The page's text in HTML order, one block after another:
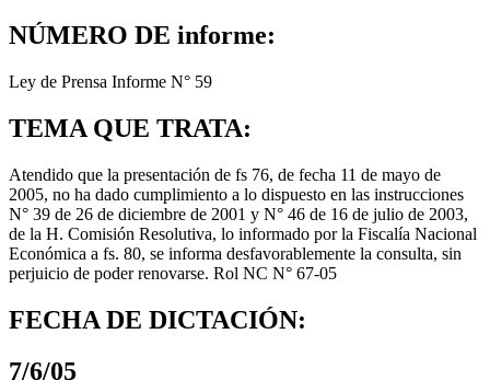
NÚMERO DE informe:
Ley de Prensa Informe N° 59
TEMA QUE TRATA:
Atendido que la presentación de fs 76, de fecha 11 de mayo de
2005, no ha dado cumplimiento a lo dispuesto en las instrucciones
N° 39 de 26 de diciembre de 2001 y N° 46 de 16 de julio de 2003,
de la H. Comisión Resolutiva, lo informado por la Fiscalía Nacional
Económica a fs. 80, se informa desfavorablemente la consulta, sin
perjuicio de poder renovarse. Rol NC N° 67-05
FECHA DE DICTACIÓN:
7/6/05